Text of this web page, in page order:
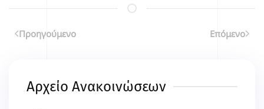
Προηγούμενο Επόμενο
Αρχείο Ανακοινώσεων